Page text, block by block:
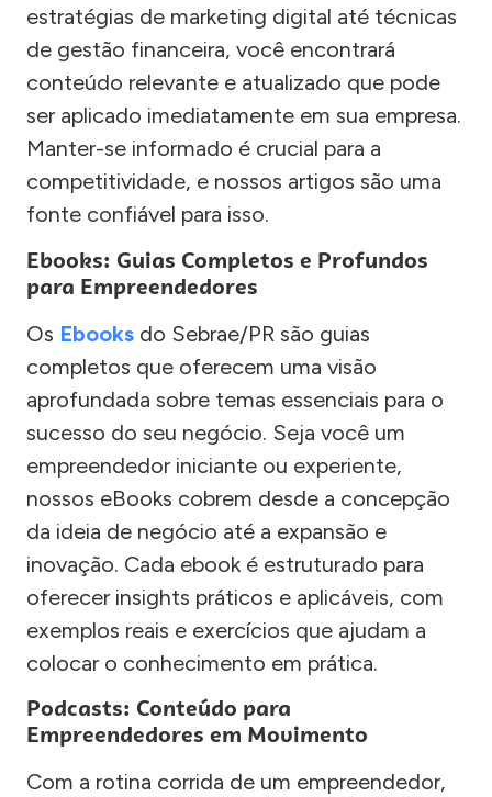
estratégias de marketing digital até técnicas
de gestão financeira, você encontrará
conteúdo relevante e atualizado que pode
ser aplicado imediatamente em sua empresa.
Manter-se informado é crucial para a
competitividade, e nossos artigos são uma
fonte confiável para isso.
Ebooks: Guias Completos e Profundos
para Empreendedores
Os Ebooks do Sebrae/PR são guias
completos que oferecem uma visão
aprofundada sobre temas essenciais para o
sucesso do seu negócio. Seja você um
empreendedor iniciante ou experiente,
nossos eBooks cobrem desde a concepção
da ideia de negócio até a expansão e
inovação. Cada ebook é estruturado para
oferecer insights práticos e aplicáveis, com
exemplos reais e exercícios que ajudam a
colocar o conhecimento em prática.
Podcasts: Conteúdo para
Empreendedores em Movimento
Com a rotina corrida de um empreendedor,